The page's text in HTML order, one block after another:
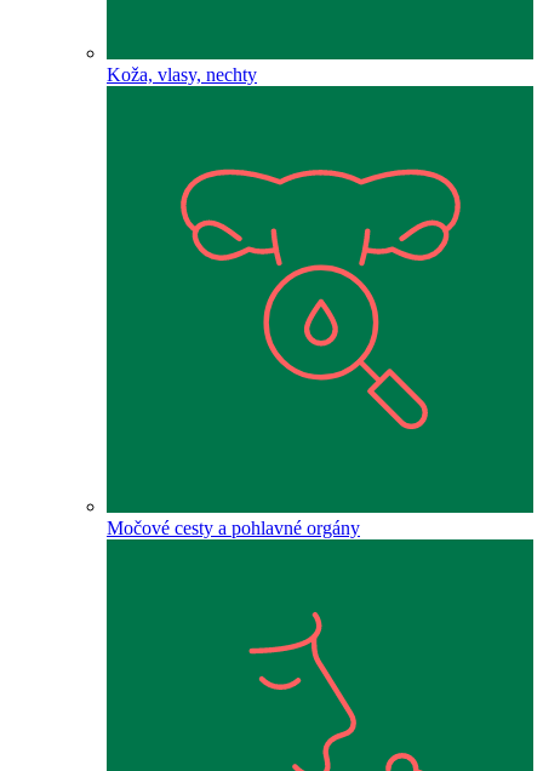
Koža, vlasy, nechty
Močové cesty a pohlavné orgány